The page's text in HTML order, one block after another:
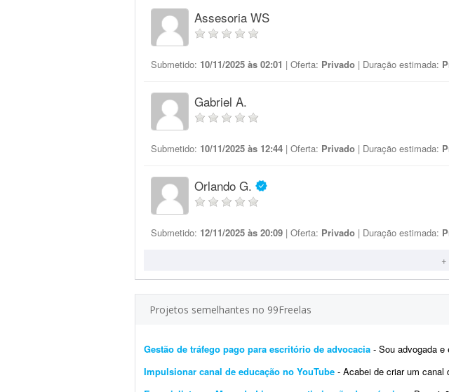
Assesoria WS
Submetido: 10/11/2025 às 02:01 | Oferta: Privado | Duração estimada:
Gabriel A.
Submetido: 10/11/2025 às 12:44 | Oferta: Privado | Duração estimada:
Orlando G.
Submetido: 12/11/2025 às 20:09 | Oferta: Privado | Duração estimada:
Projetos semelhantes no 99Freelas
Gestão de tráfego pago para escritório de advocacia - Sou advogada e estou
Impulsionar canal de educação no YouTube - Acabei de criar um canal de educação